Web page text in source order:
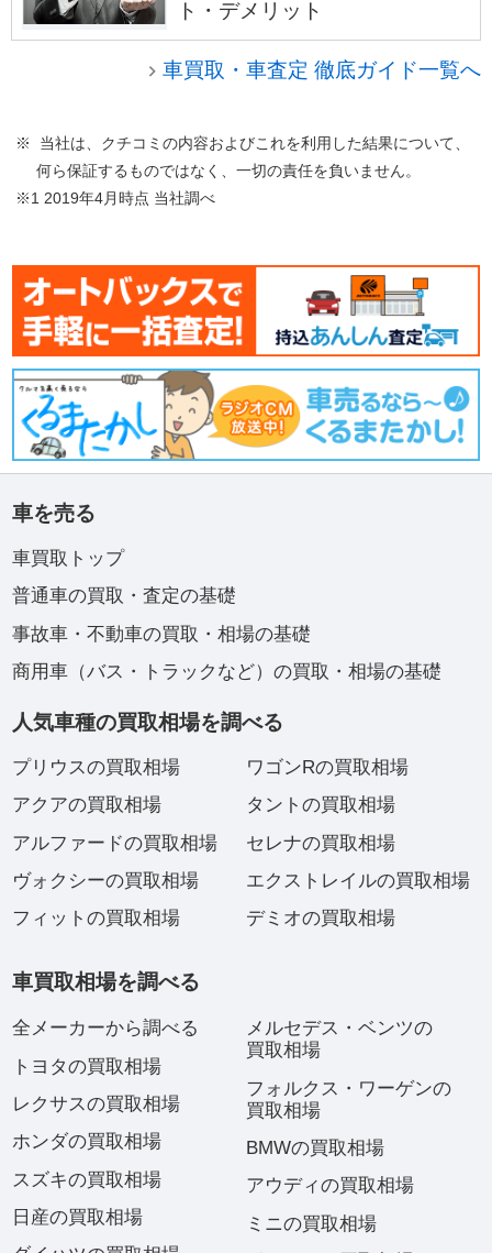
ト・デメリット
車買取・車査定 徹底ガイド一覧へ
※ 当社は、クチコミの内容およびこれを利用した結果について、
何ら保証するものではなく、一切の責任を負いません。
※1 2019年4月時点 当社調べ
車を売る
車買取トップ
普通車の買取・査定の基礎
事故車・不動車の買取・相場の基礎
商用車（バス・トラックなど）の買取・相場の基礎
人気車種の買取相場を調べる
プリウスの買取相場
アクアの買取相場
アルファードの買取相場
ヴォクシーの買取相場
フィットの買取相場
ワゴンRの買取相場
タントの買取相場
セレナの買取相場
エクストレイルの買取相場
デミオの買取相場
車買取相場を調べる
全メーカーから調べる
トヨタの買取相場
レクサスの買取相場
ホンダの買取相場
スズキの買取相場
日産の買取相場
メルセデス・ベンツの
買取相場
フォルクス・ワーゲンの
買取相場
BMWの買取相場
アウディの買取相場
ミニの買取相場